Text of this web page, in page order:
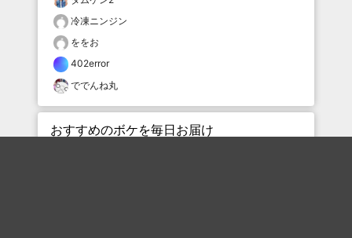
冷凍ニンジン
ををお
402error
ででんね丸
おすすめのボケを毎日お届け